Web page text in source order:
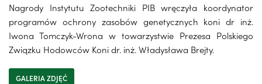
Nagrody Instytutu Zootechniki PIB wręczyła koordynator
programów ochrony zasobów genetycznych koni dr inż.
Iwona Tomczyk-Wrona w towarzystwie Prezesa Polskiego
Związku Hodowców Koni dr. inż. Władysława Brejty.
GALERIA ZDJĘĆ